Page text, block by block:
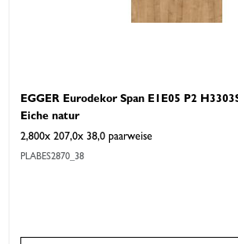
EGGER Eurodekor Span E1E05 P2
Eiche natur
2,800x 207,0x 38,0 paarweise
PLABES2870_38